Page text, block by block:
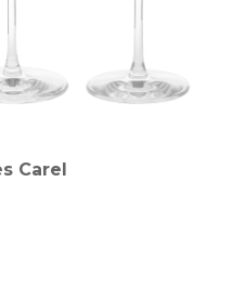
Carel